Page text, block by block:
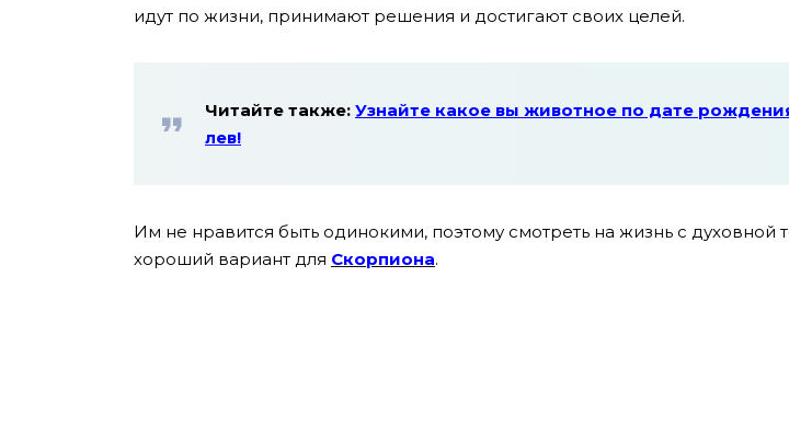
идут по жизни, принимают решения и достигают своих целей.
Читайте также: Узнайте какое вы животное по дате
лев!
Им не нравится быть одинокими, поэтому смотреть на жизнь с духовной
хороший вариант для Скорпиона.